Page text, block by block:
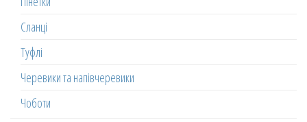
Сланці
Туфлі
Черевики та напівчеревики
Чоботи